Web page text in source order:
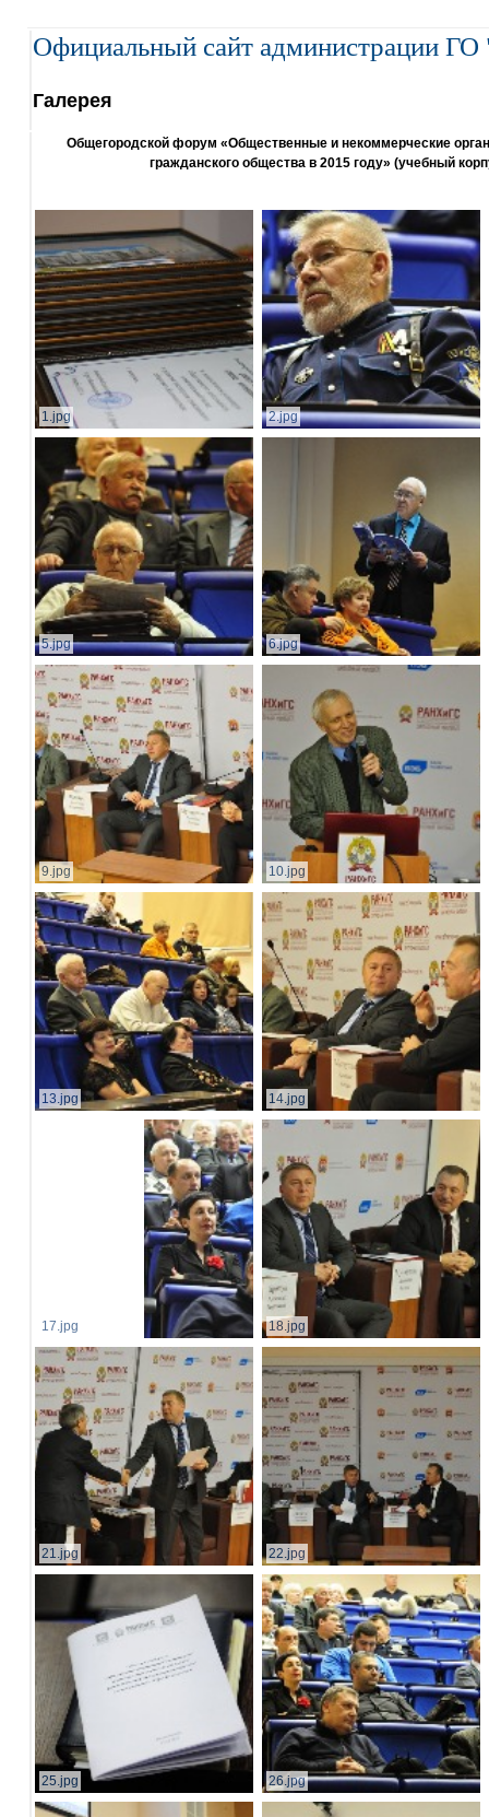
Официальный сайт администрации ГО
Галерея
Общегородской форум «Общественные и некоммерческие
гражданского общества в 2015 году» (учебный
1.jpg 2.jpg
5.jpg 6.jpg
9.jpg 10.jpg
13.jpg 14.jpg
17.jpg 18.jpg
21.jpg 22.jpg
25.jpg 26.jpg